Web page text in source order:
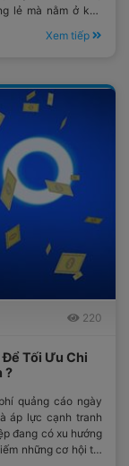
lẻ mà nằm ở khả
Xem tiếp
220
Để Tối Ưu Chi
?
quảng cáo ngày
áp lực cạnh tranh
đang có xu hướng
những cơ hội tối